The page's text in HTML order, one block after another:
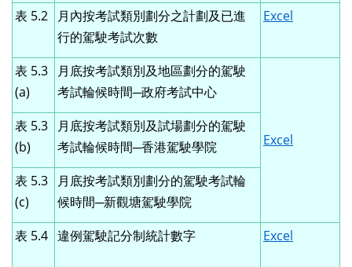
表 5.2
月內按考試類別劃分之計劃及已進
行的駕駛考試次數
Excel
表 5.3
(a)
月底按考試類別及地區劃分的駕駛
考試輪候時間─政府考試中心
Excel
表 5.3
(b)
月底按考試類別及試場劃分的駕駛
考試輪候時間─香港駕駛學院
表 5.3
(c)
月底按考試類別劃分的駕駛考試輪
候時間─新觀塘駕駛學院
表 5.4 違例駕駛記分制統計數字 Excel